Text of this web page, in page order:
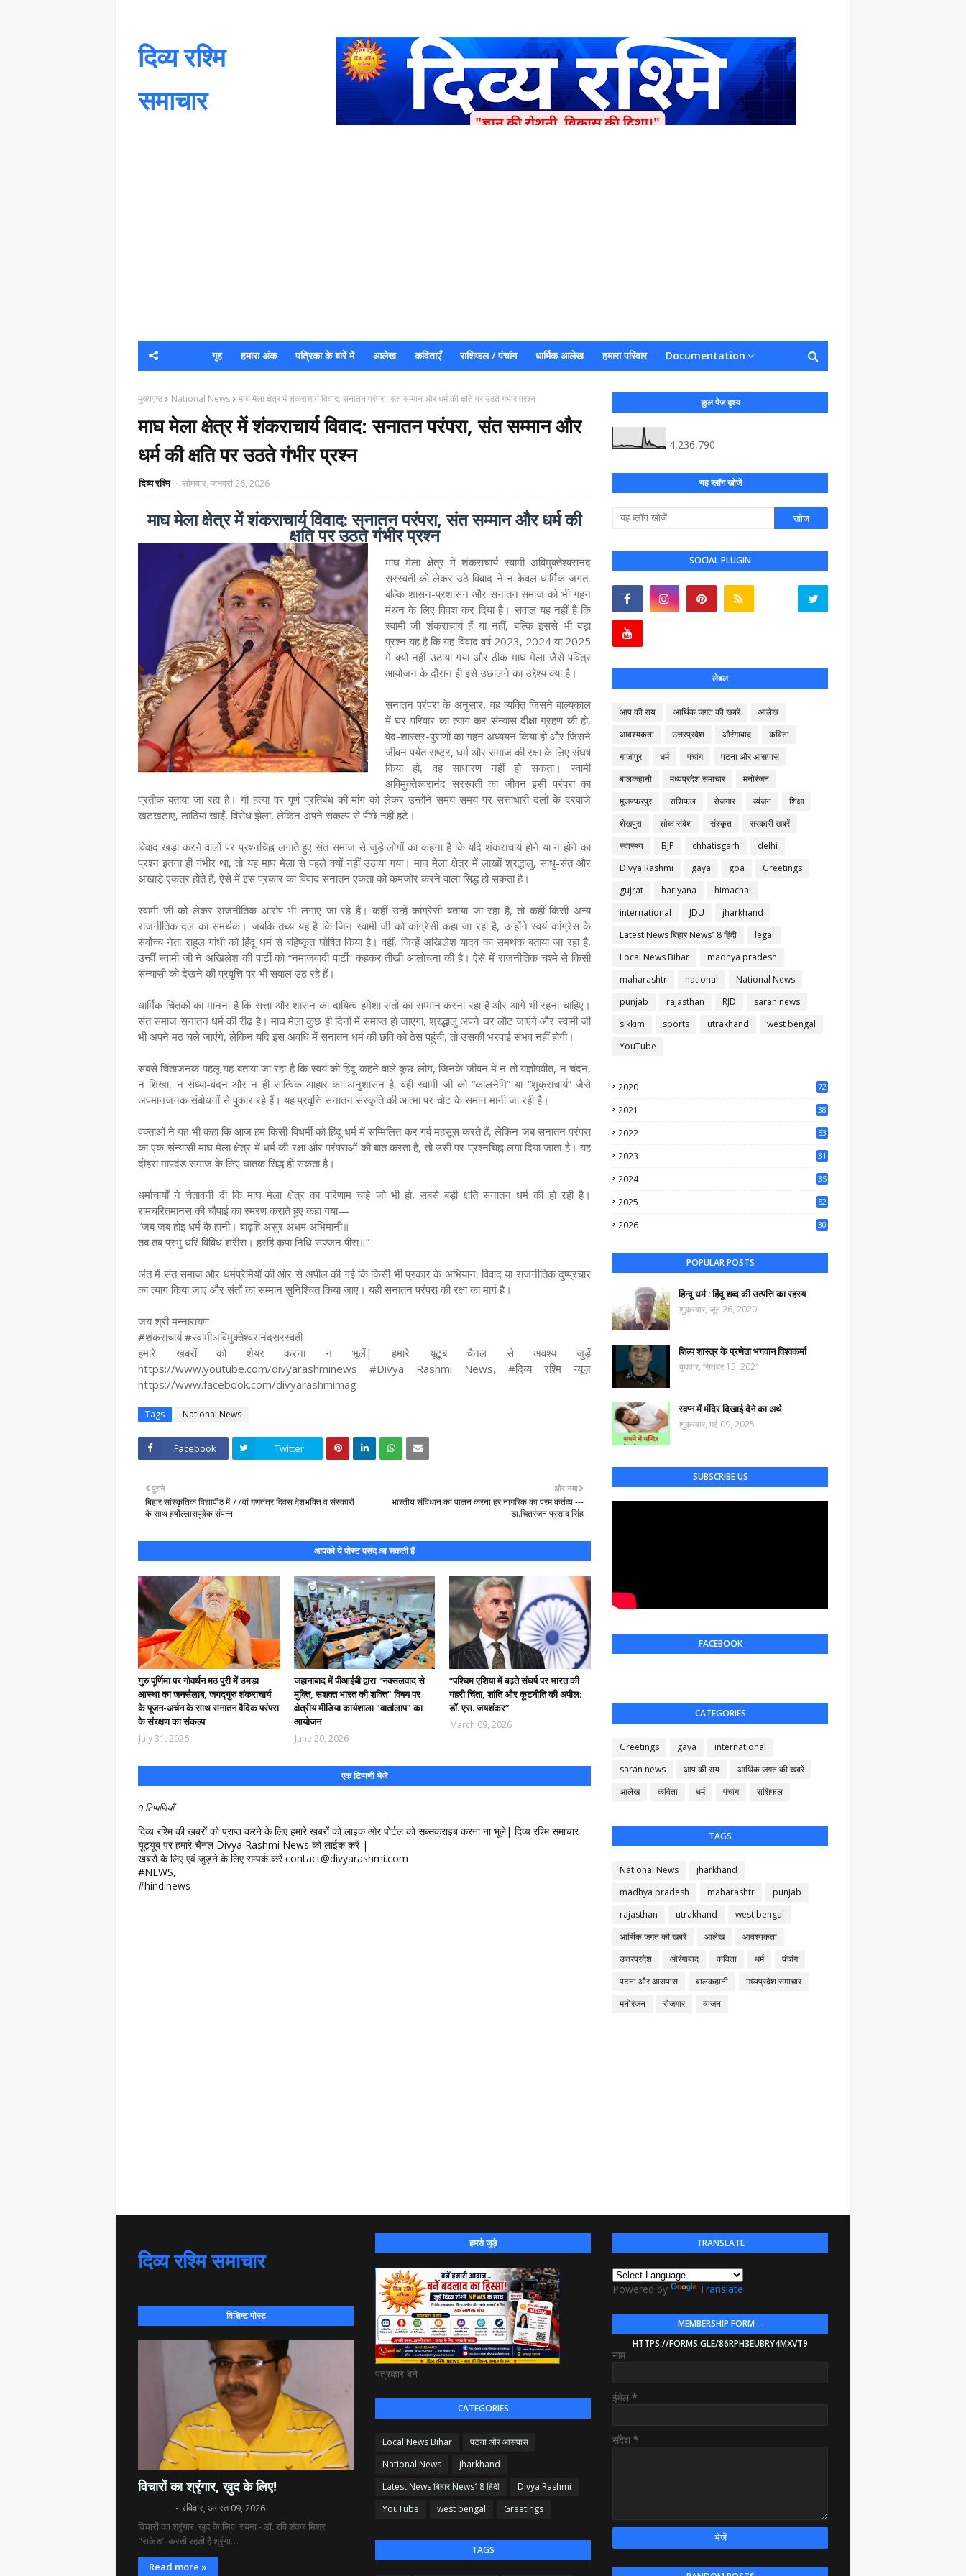
दिव्य रश्मि
समाचार
गृह हमारा अंक पत्रिका के बारें में आलेख कविताएँ राशिफल / पंचांग धार्मिक आलेख हमारा परिवार Documentation
मुख्यपृष्ठ National News माघ मेला क्षेत्र में शंकराचार्य विवाद: सनातन परंपरा, संत सम्मान और धर्म की क्षति पर उठते गंभीर प्रश्न
माघ मेला क्षेत्र में शंकराचार्य विवाद: सनातन परंपरा, संत सम्मान और
धर्म की क्षति पर उठते गंभीर प्रश्न
दिव्य रश्मि सोमवार, जनवरी 26, 2026
माघ मेला क्षेत्र में शंकराचार्य विवाद: सनातन परंपरा, संत सम्मान और धर्म की
क्षति पर उठते गंभीर प्रश्न
माघ मेला क्षेत्र में शंकराचार्य स्वामी अविमुक्तेश्वरानंद
सरस्वती को लेकर उठे विवाद ने न केवल धार्मिक जगत,
बल्कि शासन-प्रशासन और सनातन समाज को भी गहन
मंथन के लिए विवश कर दिया है। सवाल यह नहीं है कि
स्वामी जी शंकराचार्य हैं या नहीं, बल्कि इससे भी बड़ा
प्रश्न यह है कि यह विवाद वर्ष 2023, 2024 या 2025
में क्यों नहीं उठाया गया और ठीक माघ मेला जैसे पवित्र
आयोजन के दौरान ही इसे उछालने का उद्देश्य क्या है।
सनातन परंपरा के अनुसार, वह व्यक्ति जिसने बाल्यकाल
में घर-परिवार का त्याग कर संन्यास दीक्षा ग्रहण की हो,
वेद-शास्त्र-पुराणों का गहन अध्ययन किया हो और जिसने
जीवन पर्यंत राष्ट्र, धर्म और समाज की रक्षा के लिए संघर्ष
किया हो, वह साधारण नहीं हो सकता। स्वामी
अविमुक्तेश्वरानंद सरस्वती का जीवन इसी परंपरा का
प्रतीक बताया जा रहा है। गौ-हत्या पर पूर्ण प्रतिबंध की मांग को लेकर उन्होंने समय-समय पर सत्ताधारी दलों के दरवाजे
खटखटाए, लाठियां खाईं, विरोध झेला, लेकिन अपने संकल्प से पीछे नहीं हटे।
विवाद खड़ा करने वालों पर प्रश्नचिह्न लगाते हुए संत समाज से जुड़े लोगों का कहना है कि यदि शंकराचार्य होने या न होने का
प्रश्न इतना ही गंभीर था, तो यह माघ मेला से पहले क्यों नहीं उठाया गया। माघ मेला क्षेत्र में लाखों श्रद्धालु, साधु-संत और
अखाड़े एकत्र होते हैं, ऐसे में इस प्रकार का विवाद सनातन एकता को कमजोर करने वाला सिद्ध हो सकता है।
स्वामी जी को लेकर राजनीतिक आरोप भी लगाए जा रहे हैं। कहीं उन्हें कांग्रेसी बताया जा रहा है, तो कहीं किसी अन्य
राजनीतिक दल का समर्थक। जबकि तथ्य यह है कि जिन स्वामी जी को कांग्रेसी कहा जा रहा है, उन्होंने स्वयं कांग्रेस के
सर्वोच्च नेता राहुल गांधी को हिंदू धर्म से बहिष्कृत घोषित किया है। वहीं, जिन्हें अखिलेश यादव का समर्थक बताया जा रहा है,
उन्हीं स्वामी जी ने अखिलेश की पार्टी को “नमाजवादी पार्टी” कहकर तीखी आलोचना की है। ऐसे में राजनीतिक चश्मे से किसी
संन्यासी को देखने की प्रवृत्ति पर भी सवाल उठ रहे हैं।
धार्मिक चिंतकों का मानना है कि सत्ता और शासन का दायित्व हमेशा संतों का सम्मान करना रहा है और आगे भी रहना चाहिए।
संत समाज सनातन धर्म की रीढ़ है। माघ मेला कुछ ही दिनों में समाप्त हो जाएगा, श्रद्धालु अपने घर लौट जाएंगे और स्वामी जी
भी अपने मठ चले जाएंगे, लेकिन यदि इस अवधि में सनातन धर्म की छवि को ठेस पहुंची, तो उसकी भरपाई संभव नहीं होगी।
सबसे चिंताजनक पहलू यह बताया जा रहा है कि स्वयं को हिंदू कहने वाले कुछ लोग, जिनके जीवन में न तो यज्ञोपवीत, न चंदन,
न शिखा, न संध्या-वंदन और न ही सात्विक आहार का अनुशासन है, वही स्वामी जी को “कालनेमि” या “शुक्राचार्य” जैसे
अपमानजनक संबोधनों से पुकार रहे हैं। यह प्रवृत्ति सनातन संस्कृति की आत्मा पर चोट के समान मानी जा रही है।
वक्ताओं ने यह भी कहा कि आज हम किसी विधर्मी को हिंदू धर्म में सम्मिलित कर गर्व महसूस करते हैं, लेकिन जब सनातन परंपरा
का एक संन्यासी माघ मेला क्षेत्र में धर्म की रक्षा और परंपराओं की बात करता है, तो उसी पर प्रश्नचिह्न लगा दिया जाता है। यह
दोहरा मापदंड समाज के लिए घातक सिद्ध हो सकता है।
धर्माचार्यों ने चेतावनी दी कि माघ मेला क्षेत्र का परिणाम चाहे जो भी हो, सबसे बड़ी क्षति सनातन धर्म की हो रही है।
रामचरितमानस की चौपाई का स्मरण कराते हुए कहा गया—
“जब जब होइ धर्म कै हानी। बाढ़हि असुर अधम अभिमानी॥
तब तब प्रभु धरि विविध शरीरा। हरहिं कृपा निधि सज्जन पीरा॥”
अंत में संत समाज और धर्मप्रेमियों की ओर से अपील की गई कि किसी भी प्रकार के अभियान, विवाद या राजनीतिक दुष्प्रचार
का त्याग किया जाए और संतों का सम्मान सुनिश्चित किया जाए। यही सनातन परंपरा की रक्षा का मार्ग है।
जय श्री मन्नारायण
#शंकराचार्य #स्वामीअविमुक्तेश्वरानंदसरस्वती
हमारे खबरों को शेयर करना न भूलें| हमारे यूटूब चैनल से अवश्य जुड़ें
https://www.youtube.com/divyarashminews #Divya Rashmi News, #दिव्य रश्मि न्यूज़
https://www.facebook.com/divyarashmimag
Tags National News
Facebook Twitter
और नया
भारतीय संविधान का पालन करना हर नागरिक का परम कर्तव्य:---
डा.चितरंजन प्रसाद सिंह
पुराने
बिहार सांस्कृतिक विद्यापीठ में 77वां गणतंत्र दिवस देशभक्ति व संस्कारों
के साथ हर्षोल्लासपूर्वक संपन्न
आपको ये पोस्ट पसंद आ सकती हैं
गुरु पूर्णिमा पर गोवर्धन मठ पुरी में उमड़ा
आस्था का जनसैलाब, जगद्गुरु शंकराचार्य
के पूजन-अर्चन के साथ सनातन वैदिक परंपरा
के संरक्षण का संकल्प
July 31, 2026
जहानाबाद में पीआईबी द्वारा "नक्सलवाद से
मुक्ति, सशक्त भारत की शक्ति" विषय पर
क्षेत्रीय मीडिया कार्यशाला "वार्तालाप" का
आयोजन
June 20, 2026
“पश्चिम एशिया में बढ़ते संघर्ष पर भारत की
गहरी चिंता, शांति और कूटनीति की अपील:
डॉ. एस. जयशंकर”
March 09, 2026
एक टिप्पणी भेजें
0 टिप्पणियाँ
दिव्य रश्मि की खबरों को प्राप्त करने के लिए हमारे खबरों को लाइक ओर पोर्टल को सब्सक्राइब करना ना भूले| दिव्य रश्मि समाचार
यूट्यूब पर हमारे चैनल Divya Rashmi News को लाईक करें |
खबरों के लिए एवं जुड़ने के लिए सम्पर्क करें contact@divyarashmi.com
#NEWS,
#hindinews
कुल पेज दृश्य
4,236,790
यह ब्लॉग खोजें
SOCIAL PLUGIN
लेबल
आप की राय आर्थिक जगत की खबरें
आलेख
आवश्यकता
उत्तरप्रदेश औरंगाबाद
कविता
गाजीपुर
धर्म पंचांग
पटना और आसपास
बालकहानी
मध्यप्रदेश समाचार
मनोरंजन
मुजफ्फरपुर
राशिफल रोजगार व्यंजन
शिक्षा
शेखपुरा
शोक संदेश संस्कृत
सरकारी खबरें
स्वास्थ्य
BJP chhatisgarh
delhi
Divya Rashmi
gaya goa
Greetings
gujrat
hariyana
himachal
international
JDU
jharkhand
Latest News बिहार News18 हिंदी
legal
Local News Bihar
madhya pradesh
maharashtr
national
National News
punjab
rajasthan RJD
saran news
sikkim
sports utrakhand
west bengal
YouTube
2020
72
2021
38
2022
53
2023
31
2024
35
2025
52
2026
30
POPULAR POSTS
हिन्दू धर्म : हिंदू शब्द की उत्पत्ति का रहस्य
शुक्रवार, जून 26, 2020
शिल्प शास्त्र के प्रणेता भगवान विश्वकर्मा
बुधवार, सितंबर 15, 2021
स्वप्न में मंदिर दिखाई देने का अर्थ
शुक्रवार, मई 09, 2025
SUBSCRIBE US
FACEBOOK
CATEGORIES
Greetings gaya
international
saran news
आप की राय
आर्थिक जगत की खबरें
आलेख
कविता धर्म पंचांग राशिफल
TAGS
National News
jharkhand
madhya pradesh
maharashtr
punjab
rajasthan
utrakhand
west bengal
आर्थिक जगत की खबरें
आलेख
आवश्यकता
उत्तरप्रदेश
औरंगाबाद कविता धर्म
पंचांग
पटना और आसपास
बालकहानी
मध्यप्रदेश समाचार
मनोरंजन
रोजगार व्यंजन
दिव्य रश्मि समाचार
विशिष्ट पोस्ट
विचारों का श्रृंगार, ख़ुद के लिए!
रविवार, अगस्त 09, 2026
विचारों का श्रृंगार, ख़ुद के लिए! रचना - डॉ. रवि शंकर मिश्र
"राकेश" करती रहती हैं श्रृंगा…
Read more »
हमसे जुड़े
पत्रकार बने
CATEGORIES
Local News Bihar
पटना और आसपास
National News
jharkhand
Latest News बिहार News18 हिंदी
Divya Rashmi
YouTube
west bengal Greetings
TAGS
TRANSLATE
Powered by Translate
MEMBERSHIP FORM :-
HTTPS://FORMS.GLE/86RPH3EUBRY4MXVT9
नाम
ईमेल *
संदेश *